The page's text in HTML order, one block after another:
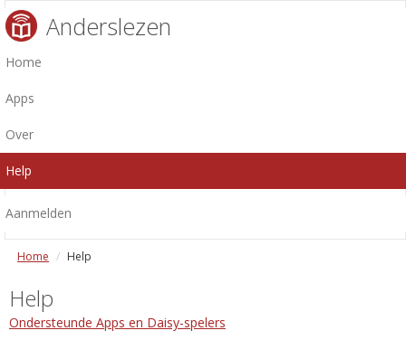
Anderslezen
Home
Apps
Over
Help
Aanmelden
Home Help
Help
Ondersteunde Apps en Daisy-spelers